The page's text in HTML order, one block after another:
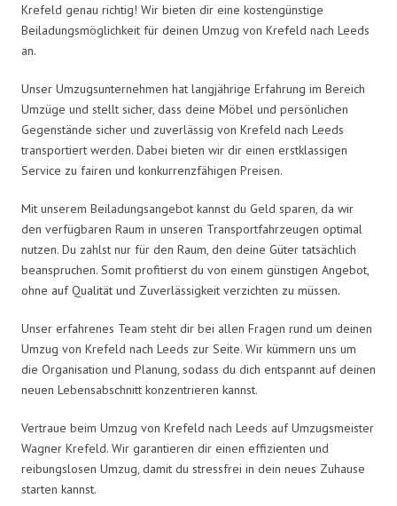
Krefeld genau richtig! Wir bieten dir eine kostengünstige
Beiladungsmöglichkeit für deinen Umzug von Krefeld nach Leeds
an.
Unser Umzugsunternehmen hat langjährige Erfahrung im Bereich
Umzüge und stellt sicher, dass deine Möbel und persönlichen
Gegenstände sicher und zuverlässig von Krefeld nach Leeds
transportiert werden. Dabei bieten wir dir einen erstklassigen
Service zu fairen und konkurrenzfähigen Preisen.
Mit unserem Beiladungsangebot kannst du Geld sparen, da wir
den verfügbaren Raum in unseren Transportfahrzeugen optimal
nutzen. Du zahlst nur für den Raum, den deine Güter tatsächlich
beanspruchen. Somit profitierst du von einem günstigen Angebot,
ohne auf Qualität und Zuverlässigkeit verzichten zu müssen.
Unser erfahrenes Team steht dir bei allen Fragen rund um deinen
Umzug von Krefeld nach Leeds zur Seite. Wir kümmern uns um
die Organisation und Planung, sodass du dich entspannt auf deinen
neuen Lebensabschnitt konzentrieren kannst.
Vertraue beim Umzug von Krefeld nach Leeds auf Umzugsmeister
Wagner Krefeld. Wir garantieren dir einen effizienten und
reibungslosen Umzug, damit du stressfrei in dein neues Zuhause
starten kannst.